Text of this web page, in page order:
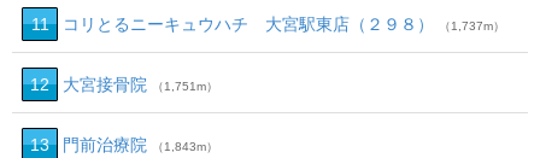
11 コリとるニーキュウハチ 大宮駅東店（２９８） （1,737m）
12 大宮接骨院 （1,751m）
13 門前治療院 （1,843m）